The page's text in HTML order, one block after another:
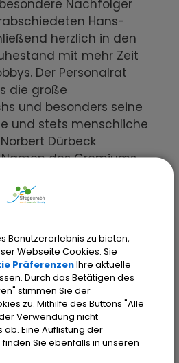
Nachfolger
Hans-
herzlich in den
mit mehr Zeit
Der Personalrat
die große
und besonders seine
und stets menschliche
Dürbeck
des Gremiums
alles Gute für
Benutzererlebnis zu bieten,
Webseite Cookies. Sie
PräferenzenIhre aktuelle
Durch das Betätigen des
stimmen Sie der
zu. Mithilfe des Buttons "Alle
Verwendung nicht
Eine Auflistung der
Sie ebenfalls in unseren